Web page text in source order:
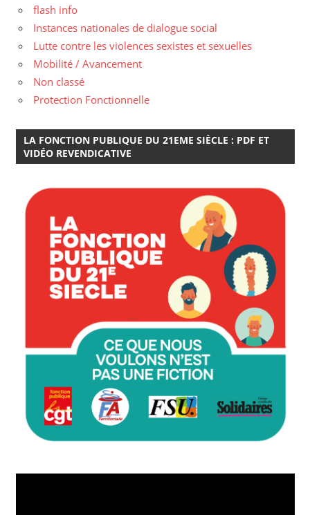
flash info
Instances nationales de dialogue social
Lutte contre les violences sexistes et sexuelles
Mobilité / Avancement
Non classé
Protection Fonctionnelle
LA FONCTION PUBLIQUE DU 21EME SIÈCLE : PDF ET
VIDÉO REVENDICATIVE